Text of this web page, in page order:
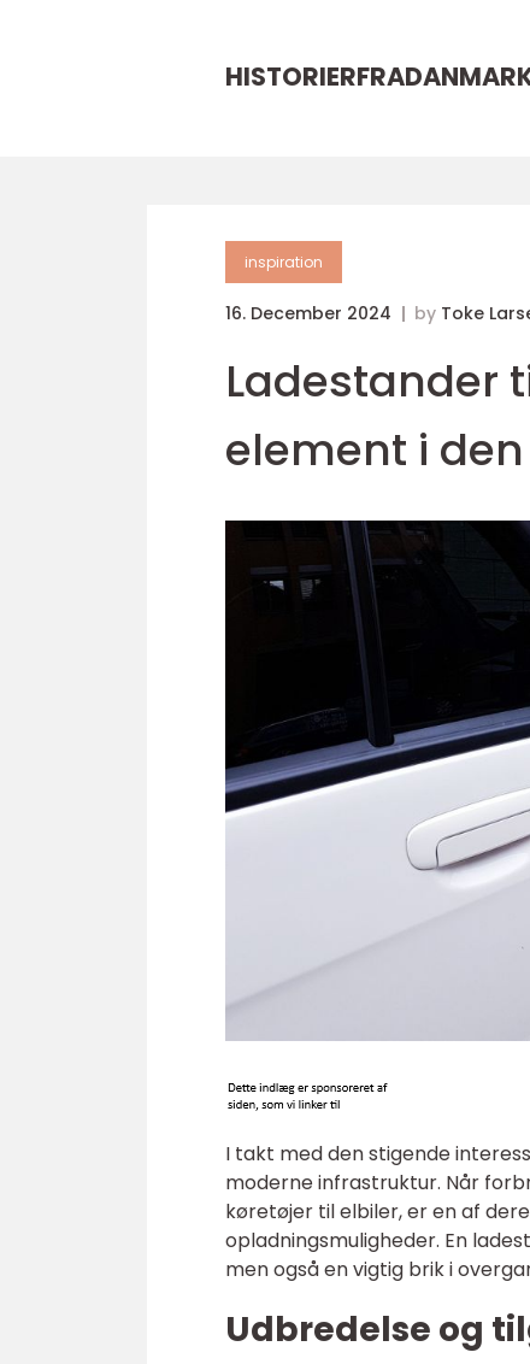
inspiration
16. December 2024 by Toke
Ladestander
element i
I takt med den stigende
moderne infrastruktur. Når
køretøjer til elbiler, er en af
opladningsmuligheder. En
men også en vigtig brik i
Udbredelse og